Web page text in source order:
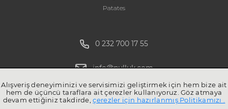
Patates
0 232 700 17 55
info@pulluk.com
Alışveriş deneyiminizi ve servisimizi geliştirmek için hem bize ait
hem de üçüncü taraflara ait çerezler kullanıyoruz. Göz atmaya
devam ettiğiniz takdirde,çerezler için hazırlanmış Politikamızı .